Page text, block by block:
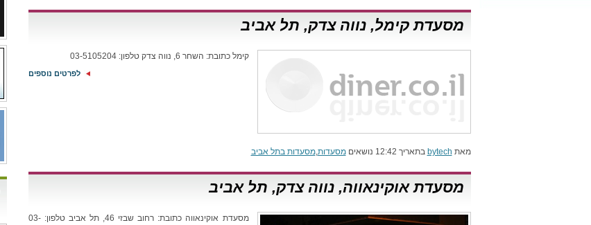
מסעדת קימל, נווה צדק, תל אביב
קימל כתובת: השחר 6, נווה צדק טלפון: 03-5105204
לפרטים נוספים
מאת bytech בתאריך 12:42 נושאים מסעדות,מסעדות בתל אביב
מסעדת אוקינאווה, נווה צדק, תל אביב
מסעדת אוקינאווה כתובת: רחוב שבזי 46, תל אביב טלפון: 03-